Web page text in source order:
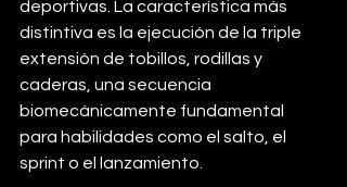
deportivas. La característica más
distintiva es la ejecución de la triple
extensión de tobillos, rodillas y
caderas, una secuencia
biomecánicamente fundamental
para habilidades como el salto, el
sprint o el lanzamiento.